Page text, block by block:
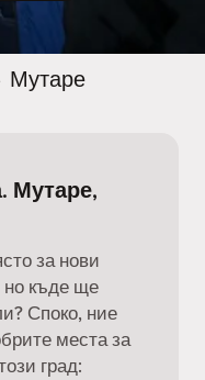
Мутаре
Мутаре,
за нови
но къде ще
Споко, ние
места за
град: